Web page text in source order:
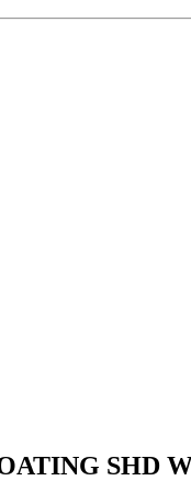
SHD